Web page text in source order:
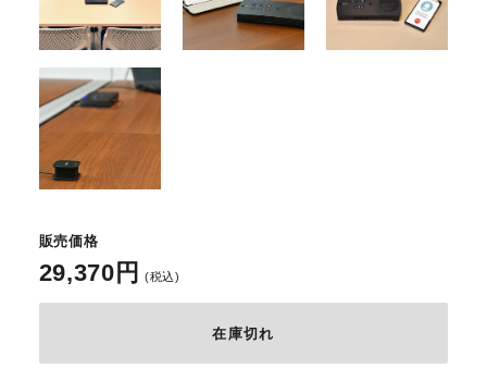
販売価格
29,370円 (税込)
在庫切れ